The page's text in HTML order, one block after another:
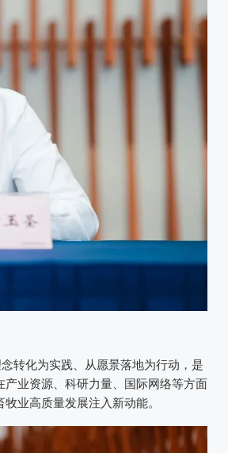
转化为实践、从愿景落地为行动，是
业资源、科研力量、国际网络等方面
业高质量发展注入新动能。